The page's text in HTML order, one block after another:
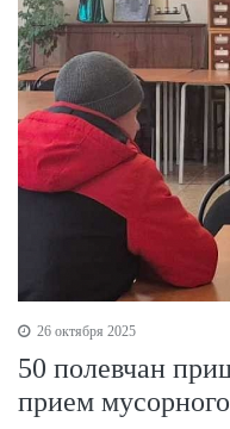
26 октября 2025
50 полевчан
прием